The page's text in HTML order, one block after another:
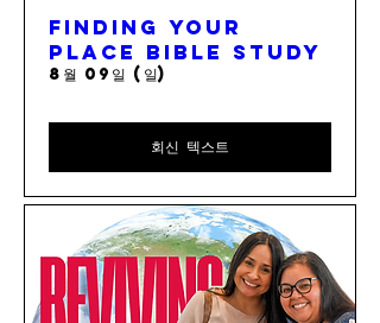
Finding Your
Place Bible Study
8월 09일 (일)
회신 텍스트